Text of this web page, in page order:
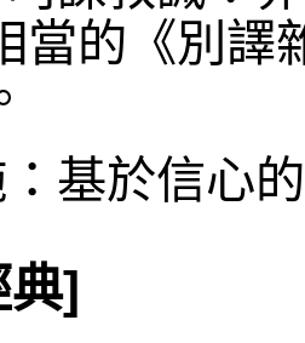
當的《別譯
基於信心
典]